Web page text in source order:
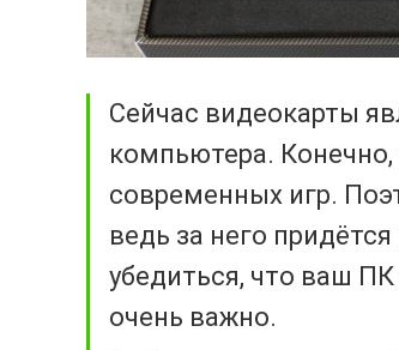
Сейчас видеокарты
компьютера. Конечно,
современных игр.
ведь за него
убедиться, что ваш
очень важно.